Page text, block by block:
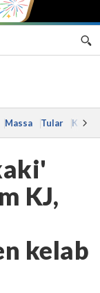
Massa Tular Kes
KJ,
kelab